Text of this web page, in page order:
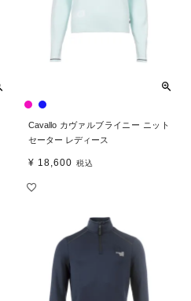
Cavallo カヴァルブライニー ニット
セーター レディース
¥ 18,600 税込